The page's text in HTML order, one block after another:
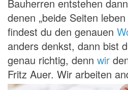
Bauherren entstehen
denen „beide Seiten
findest du den genauen
anders denkst, dann bist
genau richtig, denn wir
Fritz Auer. Wir arbeiten